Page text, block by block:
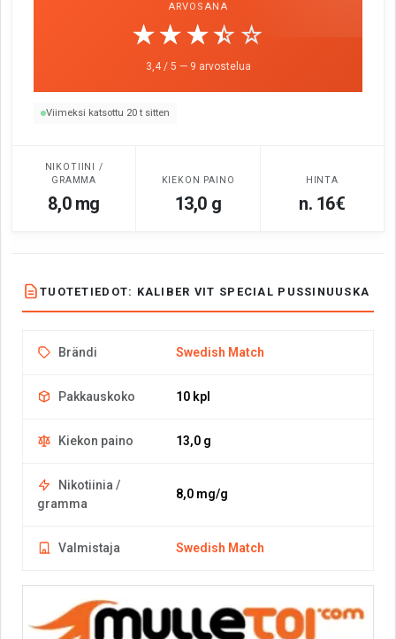
ARVOSANA
☆☆☆☆☆
★★★★★
3,4 / 5 — 9 arvostelua
Viimeksi katsottu 20 t sitten
NIKOTIINI /
GRAMMA
8,0 mg
KIEKON PAINO
13,0 g
HINTA
n. 16€
TUOTETIEDOT: KALIBER VIT SPECIAL PUSSINUUSKA
Brändi Swedish Match
Pakkauskoko 10 kpl
Kiekon paino 13,0 g
Nikotiinia /
gramma
8,0 mg/g
Valmistaja Swedish Match